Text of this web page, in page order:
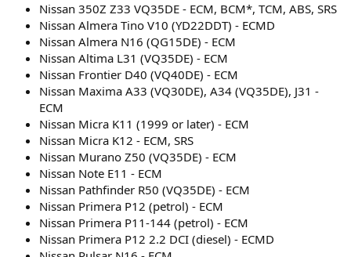
Nissan 350Z Z33 VQ35DE - ECM, BCM*, TCM, ABS, SRS
Nissan Almera Tino V10 (YD22DDT) - ECMD
Nissan Almera N16 (QG15DE) - ECM
Nissan Altima L31 (VQ35DE) - ECM
Nissan Frontier D40 (VQ40DE) - ECM
Nissan Maxima A33 (VQ30DE), A34 (VQ35DE), J31 -
ECM
Nissan Micra K11 (1999 or later) - ECM
Nissan Micra K12 - ECM, SRS
Nissan Murano Z50 (VQ35DE) - ECM
Nissan Note E11 - ECM
Nissan Pathfinder R50 (VQ35DE) - ECM
Nissan Primera P12 (petrol) - ECM
Nissan Primera P11-144 (petrol) - ECM
Nissan Primera P12 2.2 DCI (diesel) - ECMD